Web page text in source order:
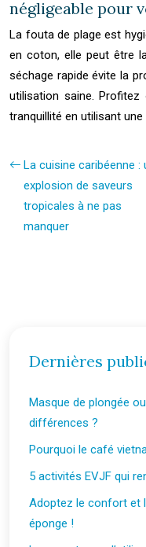
négligeable pour
La fouta de plage est
en coton, elle peut être
séchage rapide évite la
utilisation saine.
tranquillité en utilisant
La cuisine caribéenne :
explosion de saveurs
tropicales à ne pas
manquer
Dernières
Masque de plongée
différences ?
Pourquoi le café
5 activités EVJF qui
Adoptez le confort et
éponge !